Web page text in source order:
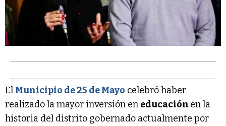
El Municipio de 25 de Mayo celebró haber
realizado la mayor inversión en educación en la
historia del distrito gobernado actualmente por